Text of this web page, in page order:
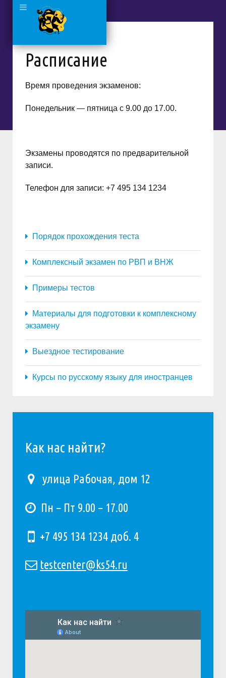
Расписание
Время проведения экзаменов:
Понедельник — пятница с 9.00 до 17.00.
Экзамены проводятся по предварительной
записи.
Телефон для записи: +7 495 134 1234
Порядок прохождения теста
Комплексный экзамен по РВП и ВНЖ
Примеры тестов
Материалы для подготовки к комплексному
экзамену
Выездное тестирование
Курсы по русскому языку для иностранцев
Как нас найти?
улица Рабочая, дом 12
Пн − Пт 9.00 − 17.00
+7 495 134 1234 доб. 4
testcenter@ks54.ru